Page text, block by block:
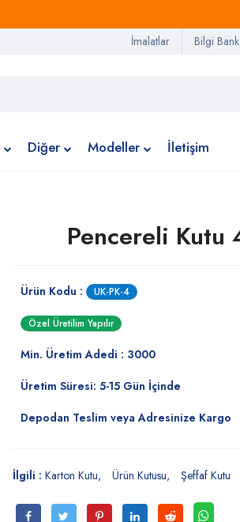
İmalatlar Bilgi
Diğer Modeller İletişim
Pencereli Kutu
Ürün Kodu : UK-PK-4
Özel Üretilim Yapılır
Min. Üretim Adedi : 3000
Üretim Süresi: 5-15 Gün İçinde
Depodan Teslim veya Adresinize Kargo
İlgili : Karton Kutu Ürün Kutusu Şeffaf Kutu